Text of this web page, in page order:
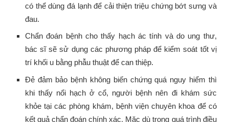
có thể dùng đá lạnh để cải thiện triệu chứng bớt sưng và
đau.
Chẩn đoán bệnh cho thấy hạch ác tính và do ung thư,
bác sĩ sẽ sử dụng các phương pháp để kiểm soát tốt vị
trí khối u bằng phẫu thuật để can thiệp.
Đẻ đảm bảo bệnh không biến chứng quá nguy hiểm thì
khi thấy nổi hạch ở cổ, người bệnh nên đi khám sức
khỏe tại các phòng khám, bệnh viện chuyên khoa để có
kết quả chẩn đoán chính xác. Mặc dù trong quá trình điều